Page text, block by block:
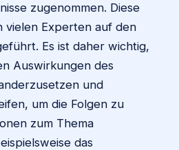
zugenommen. Diese
vielen Experten auf den
Es ist daher wichtig,
Auswirkungen des
und
um die Folgen zu
zum Thema
das